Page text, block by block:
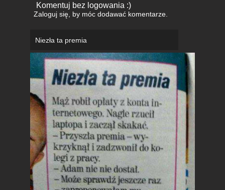
Komentuj bez logowania :)
Zaloguj się, by móc dodawać komentarze.
Niezła ta premia